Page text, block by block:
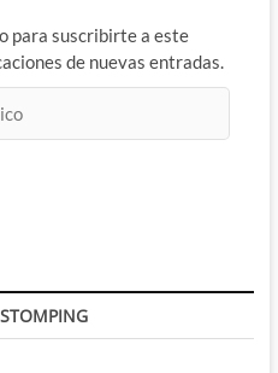
para suscribirte a este
de nuevas entradas.